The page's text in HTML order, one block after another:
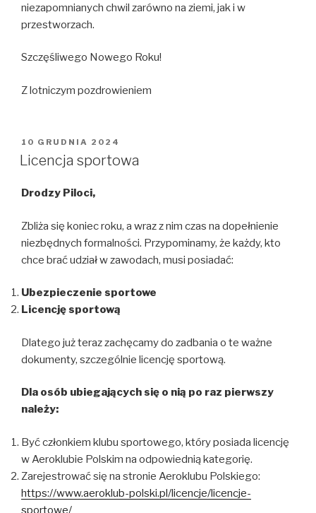
niezapomnianych chwil zarówno na ziemi, jak i w
przestworzach.
Szczęśliwego Nowego Roku!
Z lotniczym pozdrowieniem
OPUBLIKOWANE
W
10 GRUDNIA 2024
Licencja sportowa
Drodzy Piloci,
Zbliża się koniec roku, a wraz z nim czas na dopełnienie
niezbędnych formalności. Przypominamy, że każdy, kto
chce brać udział w zawodach, musi posiadać:
Ubezpieczenie sportowe
Licencję sportową
Dlatego już teraz zachęcamy do zadbania o te ważne
dokumenty, szczególnie licencję sportową.
Dla osób ubiegających się o nią po raz pierwszy
należy:
Być członkiem klubu sportowego, który posiada licencję
w Aeroklubie Polskim na odpowiednią kategorię.
Zarejestrować się na stronie Aeroklubu Polskiego:
https://www.aeroklub-polski.pl/licencje/licencje-
sportowe/